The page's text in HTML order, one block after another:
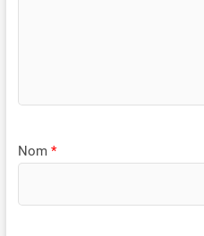
Nom *